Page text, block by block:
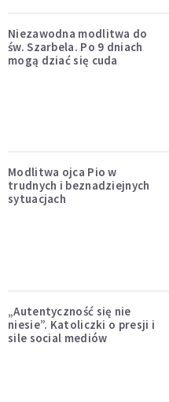
Niezawodna modlitwa do
św. Szarbela. Po 9 dniach
mogą dziać się cuda
Modlitwa ojca Pio w
trudnych i beznadziejnych
sytuacjach
„Autentyczność się nie
niesie”. Katoliczki o presji i
sile social mediów